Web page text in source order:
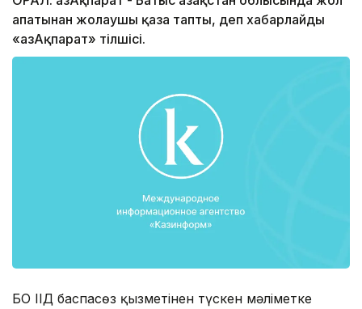
апатынан жолаушы қаза тапты, деп хабарлайды
«ҚазАқпарат» тілшісі.
БҚО ІІД баспасөз қызметінен түскен мәліметке